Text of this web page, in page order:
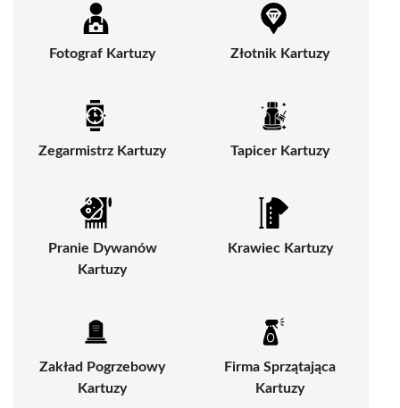
Fotograf Kartuzy Złotnik Kartuzy
Zegarmistrz Kartuzy Tapicer Kartuzy
Pranie Dywanów
Kartuzy
Krawiec Kartuzy
Zakład Pogrzebowy
Kartuzy
Firma Sprzątająca
Kartuzy